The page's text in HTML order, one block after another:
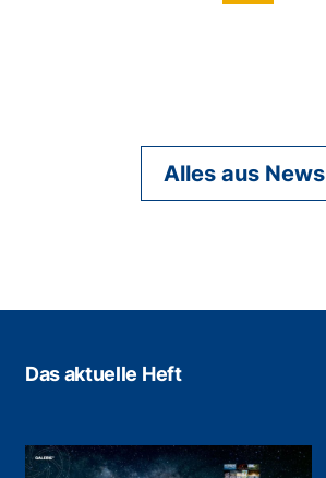
Alles aus News
Das aktuelle Heft